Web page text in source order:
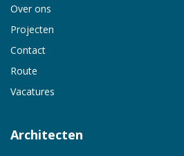
Over ons
Projecten
Contact
Route
Vacatures
Architecten